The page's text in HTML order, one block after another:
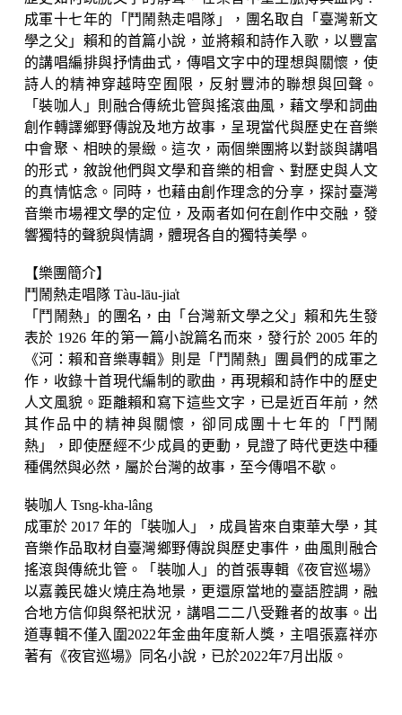
成軍十七年的「鬥鬧熱走唱隊」，團名取自「臺灣新文
學之父」賴和的首篇小說，並將賴和詩作入歌，以豐富
的講唱編排與抒情曲式，傳唱文字中的理想與關懷，使
詩人的精神穿越時空囿限，反射豐沛的聯想與回聲。
「裝咖人」則融合傳統北管與搖滾曲風，藉文學和詞曲
創作轉譯鄉野傳說及地方故事，呈現當代與歷史在音樂
中會聚、相映的景緻。這次，兩個樂團將以對談與講唱
的形式，敘說他們與文學和音樂的相會、對歷史與人文
的真情惦念。同時，也藉由創作理念的分享，探討臺灣
音樂市場裡文學的定位，及兩者如何在創作中交融，發
響獨特的聲貌與情調，體現各自的獨特美學。
【樂團簡介】
鬥鬧熱走唱隊 Tàu-lāu-jia̍t
「鬥鬧熱」的團名，由「台灣新文學之父」賴和先生發
表於 1926 年的第一篇小說篇名而來，發行於 2005 年的
《河：賴和音樂專輯》則是「鬥鬧熱」團員們的成軍之
作，收錄十首現代編制的歌曲，再現賴和詩作中的歷史
人文風貌。距離賴和寫下這些文字，已是近百年前，然
其作品中的精神與關懷，卻同成團十七年的「鬥鬧
熱」，即使歷經不少成員的更動，見證了時代更迭中種
種偶然與必然，屬於台灣的故事，至今傳唱不歇。
裝咖人 Tsng-kha-lâng
成軍於 2017 年的「裝咖人」，成員皆來自東華大學，其
音樂作品取材自臺灣鄉野傳說與歷史事件，曲風則融合
搖滾與傳統北管。「裝咖人」的首張專輯《夜官巡場》
以嘉義民雄火燒庄為地景，更還原當地的臺語腔調，融
合地方信仰與祭祀狀況，講唱二二八受難者的故事。出
道專輯不僅入圍2022年金曲年度新人獎，主唱張嘉祥亦
著有《夜官巡場》同名小說，已於2022年7月出版。